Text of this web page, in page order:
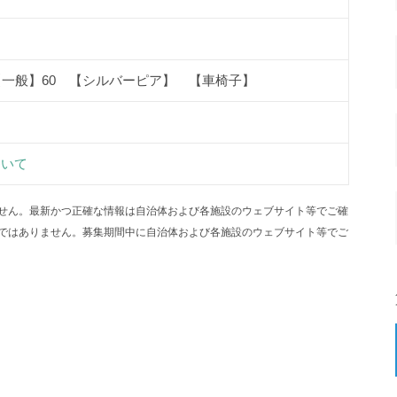
般】60 【シルバーピア】 【車椅子】
て
。最新かつ正確な情報は自治体および各施設のウェブサイト等でご確
ありません。募集期間中に自治体および各施設のウェブサイト等でご